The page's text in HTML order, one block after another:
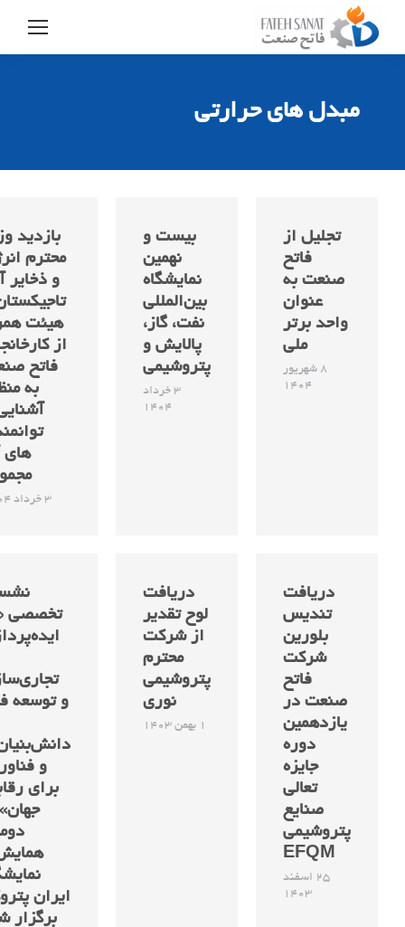
مبدل های حرارتی
تجلیل از
فاتح
صنعت به
عنوان
واحد برتر
ملی
8 شهریور
1404
بیست و
نهمین
نمایشگاه
بین‌المللی
نفت، گاز،
پالایش و
پتروشیمی
3 خرداد
1404
بازدید
محترم
و ذخایر
هیئت
از
فاتح
به
های
3 خرداد 1404
دریافت
تندیس
بلورین
شرکت
فاتح
صنعت در
یازدهمین
دوره
جایزه
تعالی
صنایع
پتروشیمی
EFQM
25 اسفند
1403
دریافت
لوح تقدیر
از شرکت
محترم
پتروشیمی
نوری
1 بهمن 1403
تخصصی
و توسعه
و
برای
ایران
برگزار